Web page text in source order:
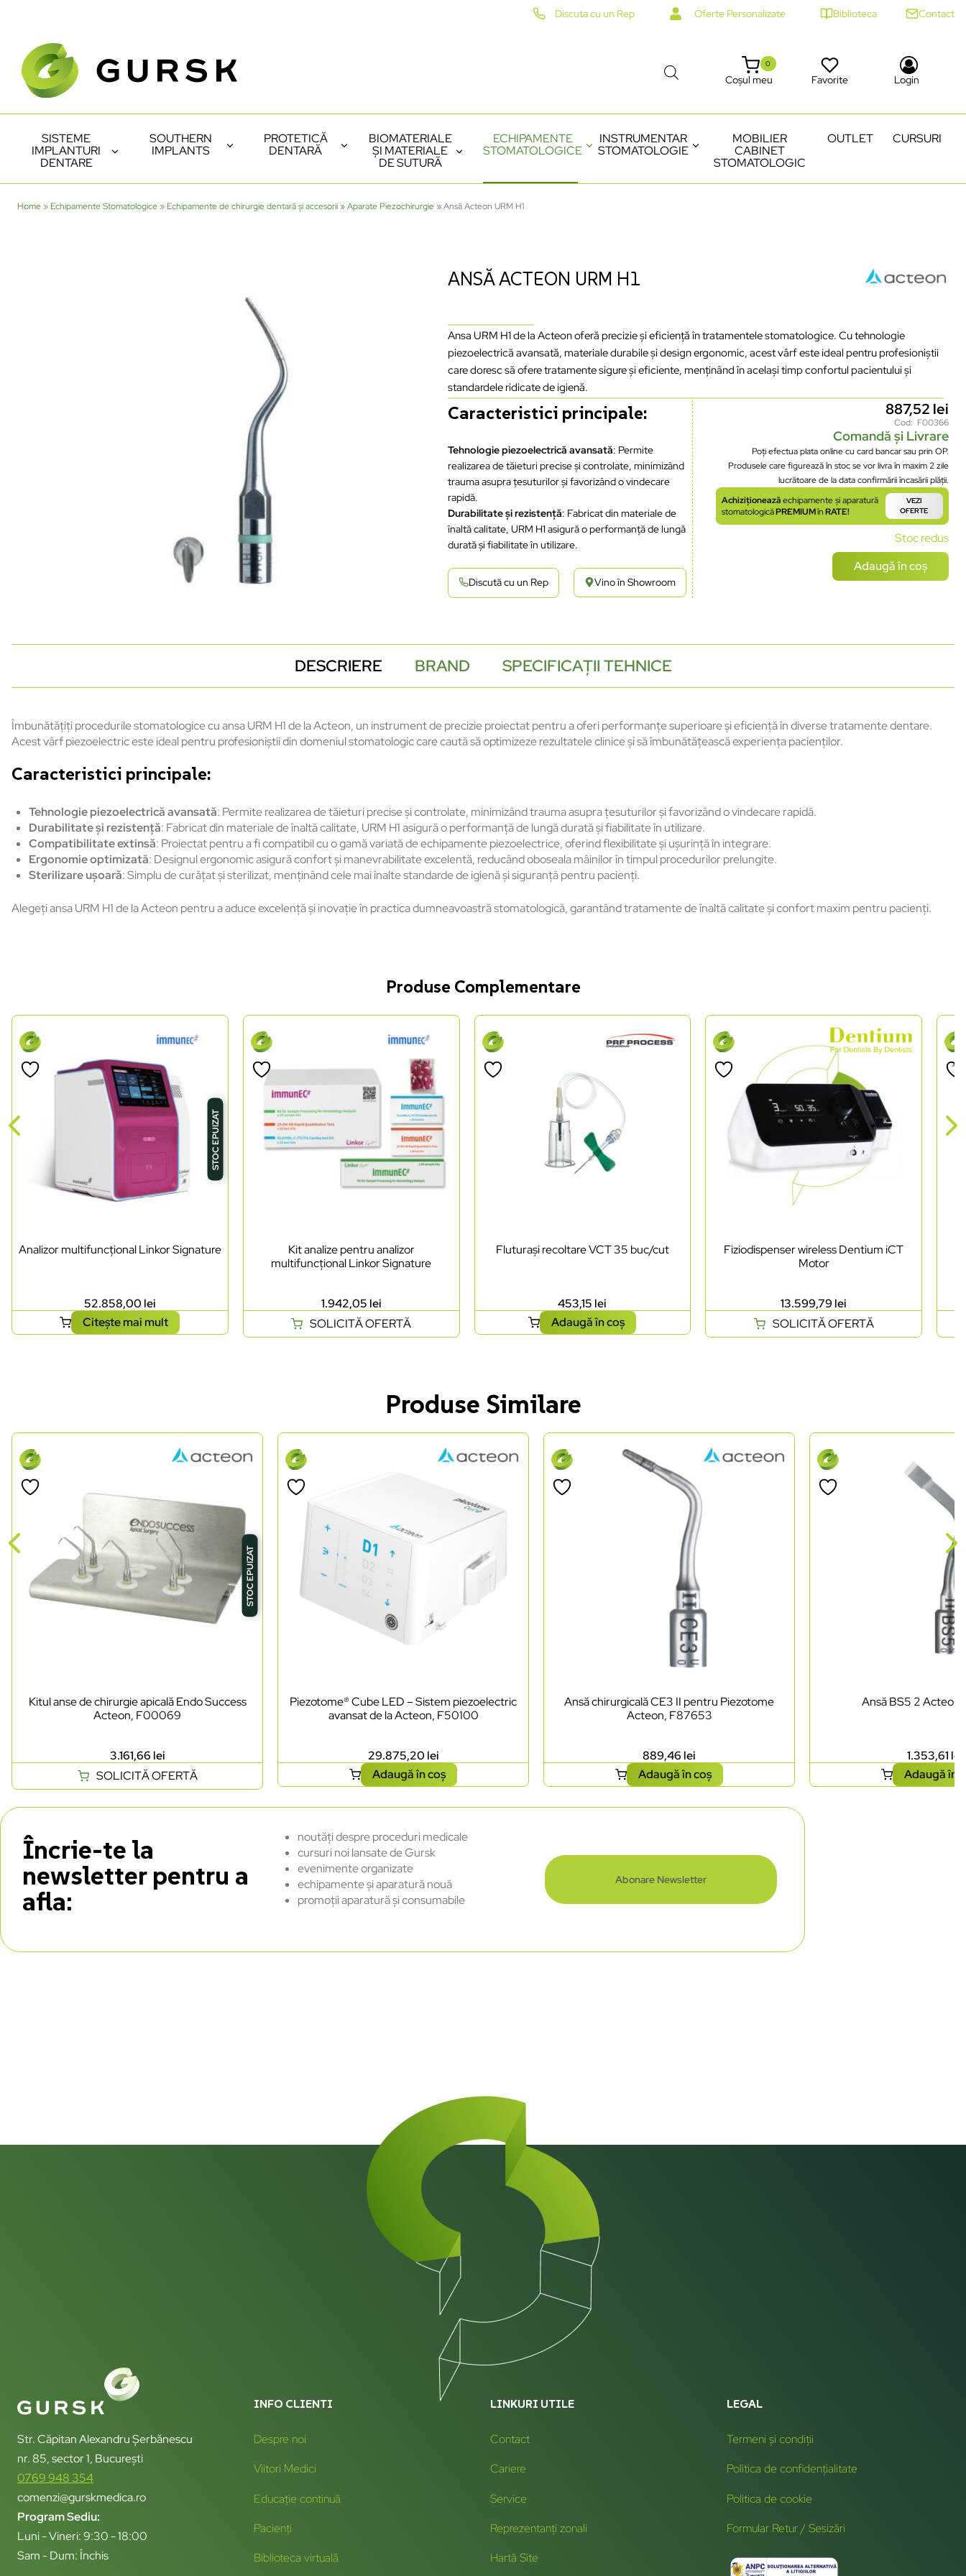
Discuta cu un Rep Oferte Personalizate Biblioteca Contact
Coșul meu
0
Favorite Login
SISTEME
IMPLANTURI
DENTARE
SOUTHERN
IMPLANTS
PROTETICĂ
DENTARĂ
BIOMATERIALE
ȘI MATERIALE
DE SUTURĂ
ECHIPAMENTE
STOMATOLOGICE
INSTRUMENTAR
STOMATOLOGIE
MOBILIER
CABINET
STOMATOLOGIC
OUTLET CURSURI
Home » Echipamente Stomatologice » Echipamente de chirurgie dentară și accesorii »Aparate Piezochirurgie »Ansă Acteon URM H1
ANSĂ ACTEON URM H1
Ansa URM H1 de la Acteon oferă precizie și eficiență în tratamentele stomatologice. Cu tehnologie
piezoelectrică avansată, materiale durabile și design ergonomic, acest vârf este ideal pentru profesioniștii
care doresc să ofere tratamente sigure și eficiente, menținând în același timp confortul pacientului și
standardele ridicate de igienă.
Caracteristici principale:
Tehnologie piezoelectrică avansată: Permite
realizarea de tăieturi precise și controlate, minimizând
trauma asupra țesuturilor și favorizând o vindecare
rapidă.
Durabilitate și rezistență: Fabricat din materiale de
înaltă calitate, URM H1 asigură o performanță de lungă
durată și fiabilitate în utilizare.
Discută cu un Rep Vino în Showroom
887,52 lei
Cod: F00366
Comandă și Livrare
Poți efectua plata online cu card bancar sau prin OP.
Produsele care figurează în stoc se vor livra în maxim 2 zile
lucrătoare de la data confirmării încasării plății.
Achiziționeazăechipamente și aparatură
stomatologicăPREMIUMînRATE!
VEZI
OFERTE
Stoc redus
Adaugă în coș
DESCRIERE BRAND SPECIFICAȚII TEHNICE
Îmbunătățiți procedurile stomatologice cu ansa URM H1 de la Acteon, un instrument de precizie proiectat pentru a oferi performanțe superioare și eficiență în diverse tratamente dentare.
Acest vârf piezoelectric este ideal pentru profesioniștii din domeniul stomatologic care caută să optimizeze rezultatele clinice și să îmbunătățească experiența pacienților.
Caracteristici principale:
Tehnologie piezoelectrică avansată: Permite realizarea de tăieturi precise și controlate, minimizând trauma asupra țesuturilor și favorizând o vindecare rapidă.
Durabilitate și rezistență: Fabricat din materiale de înaltă calitate, URM H1 asigură o performanță de lungă durată și fiabilitate în utilizare.
Compatibilitate extinsă: Proiectat pentru a fi compatibil cu o gamă variată de echipamente piezoelectrice, oferind flexibilitate și ușurință în integrare.
Ergonomie optimizată: Designul ergonomic asigură confort și manevrabilitate excelentă, reducând oboseala mâinilor în timpul procedurilor prelungite.
Sterilizare ușoară: Simplu de curățat și sterilizat, menținând cele mai înalte standarde de igienă și siguranță pentru pacienți.
Alegeți ansa URM H1 de la Acteon pentru a aduce excelență și inovație în practica dumneavoastră stomatologică, garantând tratamente de înaltă calitate și confort maxim pentru pacienți.
Produse Complementare
STOC EPUIZAT
Analizor multifuncțional Linkor Signature
52.858,00 lei
Citește mai mult
Kit analize pentru analizor
multifuncțional Linkor Signature
1.942,05 lei
SOLICITĂ OFERTĂ
Fluturași recoltare VCT 35 buc/cut
453,15 lei
Adaugă în coș
Fiziodispenser wireless Dentium iCT
Motor
13.599,79lei
SOLICITĂ OFERTĂ
Produse Similare
STOC EPUIZAT
Kitul anse de chirurgie apicală Endo Success
Acteon, F00069
3.161,66 lei
SOLICITĂ OFERTĂ
Piezotome® Cube LED – Sistem piezoelectric
avansat de la Acteon, F50100
29.875,20 lei
Adaugă în coș
Ansă chirurgicală CE3 II pentru Piezotome
Acteon, F87653
889,46 lei
Adaugă în coș
Ansă BS5 2
1.353,61 lei
Adaugă în
Încrie-te la
newsletter pentru a
afla:
noutăți despre proceduri medicale
cursuri noi lansate de Gursk
evenimente organizate
echipamente și aparatură nouă
promoții aparatură și consumabile
Abonare Newsletter
Str. Căpitan Alexandru Șerbănescu
nr. 85, sector 1, București
0769 948 354
comenzi@gurskmedica.ro
Program Sediu:
Luni - Vineri: 9:30 - 18:00
Sam - Dum: Închis
INFO CLIENTI
Despre noi
Viitori Medici
Educație continuă
Pacienți
Biblioteca virtuală
LINKURI UTILE
Contact
Cariere
Service
Reprezentanți zonali
Hartă Site
LEGAL
Termeni și condiții
Politica de confidențialitate
Politica de cookie
Formular Retur / Sesizări